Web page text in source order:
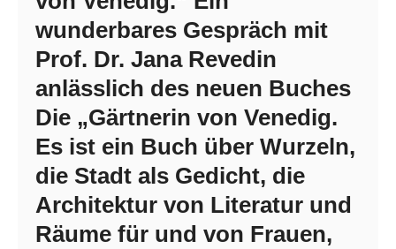
wunderbares Gespräch mit
Prof. Dr. Jana Revedin
anlässlich des neuen Buches
Die „Gärtnerin von Venedig.
Es ist ein Buch über Wurzeln,
die Stadt als Gedicht, die
Architektur von Literatur und
Räume für und von Frauen,